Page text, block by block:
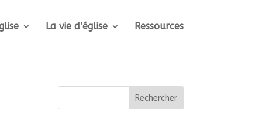
La vie d’église Ressources
Rechercher